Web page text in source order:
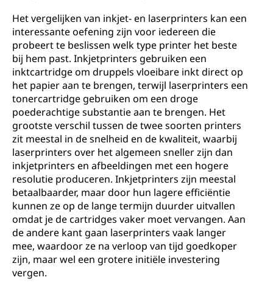
Het vergelijken van inkjet- en laserprinters kan een
interessante oefening zijn voor iedereen die
probeert te beslissen welk type printer het beste
bij hem past. Inkjetprinters gebruiken een
inktcartridge om druppels vloeibare inkt direct op
het papier aan te brengen, terwijl laserprinters een
tonercartridge gebruiken om een droge
poederachtige substantie aan te brengen. Het
grootste verschil tussen de twee soorten printers
zit meestal in de snelheid en de kwaliteit, waarbij
laserprinters over het algemeen sneller zijn dan
inkjetprinters en afbeeldingen met een hogere
resolutie produceren. Inkjetprinters zijn meestal
betaalbaarder, maar door hun lagere efficiëntie
kunnen ze op de lange termijn duurder uitvallen
omdat je de cartridges vaker moet vervangen. Aan
de andere kant gaan laserprinters vaak langer
mee, waardoor ze na verloop van tijd goedkoper
zijn, maar wel een grotere initiële investering
vergen.